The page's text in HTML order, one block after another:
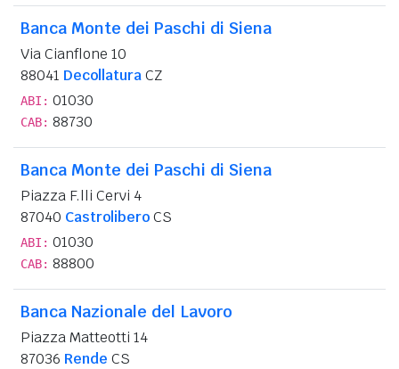
Banca Monte dei Paschi di Siena
Via Cianflone 10
88041 DecollaturaCZ
ABI: 01030
CAB: 88730
Banca Monte dei Paschi di Siena
Piazza F.lli Cervi 4
87040 CastroliberoCS
ABI: 01030
CAB: 88800
Banca Nazionale del Lavoro
Piazza Matteotti 14
87036 Rende CS